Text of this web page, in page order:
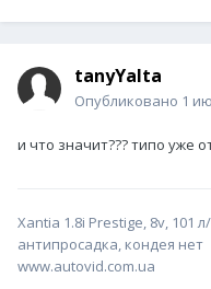
tanyYalta
Опубликовано 1
и что значит??? типо уже
Xantia 1.8i Prestige, 8v, 101 л/
антипросадка, кондея нет
www.autovid.com.ua